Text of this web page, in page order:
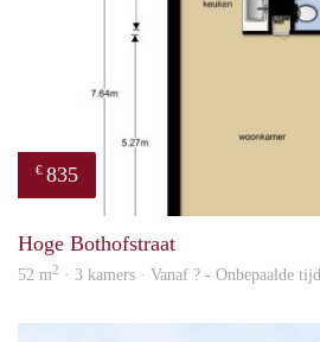
€ 835
Hoge Bothofstraat
52 m2 · 3 kamers · Vanaf ? - Onbepaalde tijd